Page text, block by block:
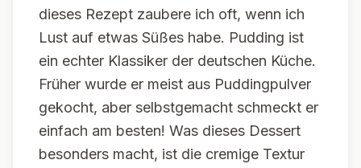
dieses Rezept zaubere ich oft, wenn ich
Lust auf etwas Süßes habe. Pudding ist
ein echter Klassiker der deutschen Küche.
Früher wurde er meist aus Puddingpulver
gekocht, aber selbstgemacht schmeckt er
einfach am besten! Was dieses Dessert
besonders macht, ist die cremige Textur